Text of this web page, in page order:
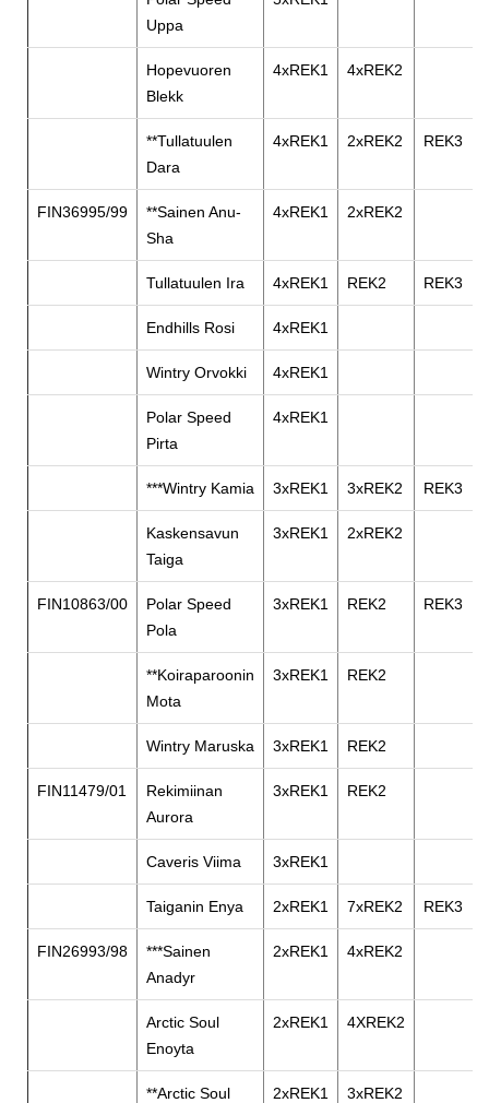
Uppa
Hopevuoren
Blekk
4xREK1 4xREK2
**Tullatuulen
Dara
4xREK1 2xREK2 REK3
FIN36995/99
**Sainen Anu-
Sha
4xREK1 2xREK2
Tullatuulen Ira 4xREK1 REK2 REK3
Endhills Rosi 4xREK1
Wintry Orvokki 4xREK1
Polar Speed
Pirta
4xREK1
***Wintry Kamia 3xREK1 3xREK2 REK3
Kaskensavun
Taiga
3xREK1 2xREK2
FIN10863/00
Polar Speed
Pola
3xREK1 REK2 REK3
**Koiraparoonin
Mota
3xREK1 REK2
Wintry Maruska 3xREK1 REK2
FIN11479/01
Rekimiinan
Aurora
3xREK1 REK2
Caveris Viima 3xREK1
Taiganin Enya 2xREK1 7xREK2 REK3
FIN26993/98
***Sainen
Anadyr
2xREK1 4xREK2
Arctic Soul
Enoyta
2xREK1 4XREK2
**Arctic Soul
2xREK1 3xREK2